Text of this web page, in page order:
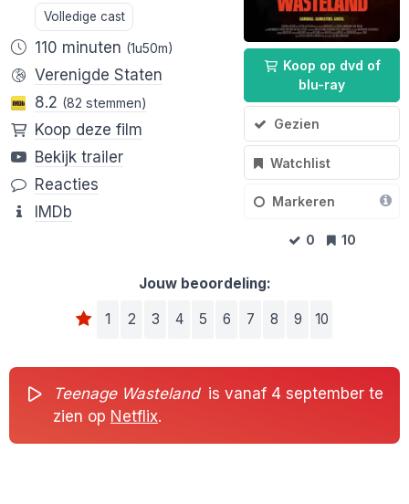
Koop op dvd of
blu-ray
Gezien
Watchlist
Markeren
0 10
Volledige cast
110 minuten (1u50m)
Verenigde Staten
8.2 (82 stemmen)
Koop deze film
Bekijk trailer
Reacties
IMDb
Jouw beoordeling:
1 2 3 4 5 6 7 8 9 10
Teenage Wasteland is vanaf 4 september te
zien op Netflix.